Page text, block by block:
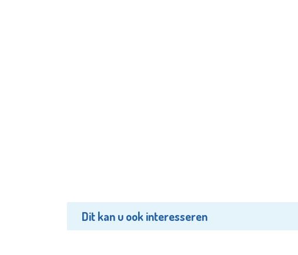
Dit kan u ook interesseren